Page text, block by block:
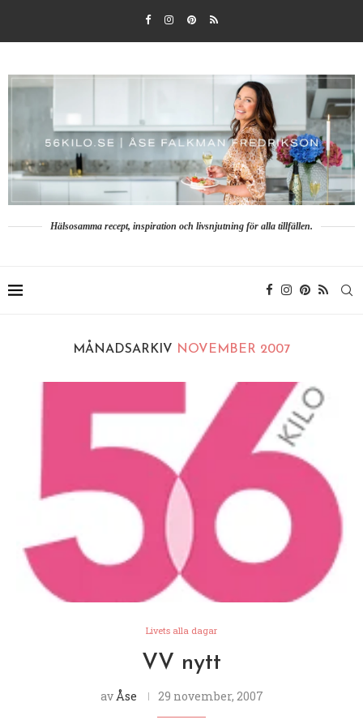
Hälsosamma recept, inspiration och livsnjutning för alla tillfällen.
MÅNADSARKIV NOVEMBER 2007
Livets alla dagar
VV nytt
av Åse 29 november, 2007